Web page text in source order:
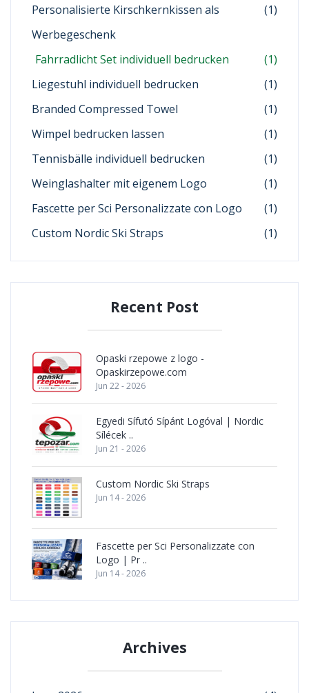
Personalisierte Kirschkernkissen als
Werbegeschenk
(1)
Fahrradlicht Set individuell bedrucken
(1)
Liegestuhl individuell bedrucken
(1)
Branded Compressed Towel
(1)
Wimpel bedrucken lassen
(1)
Tennisbälle individuell bedrucken
(1)
Weinglashalter mit eigenem Logo
(1)
Fascette per Sci Personalizzate con Logo
(1)
Custom Nordic Ski Straps
(1)
Recent Post
Opaski rzepowe z logo -
Opaskirzepowe.com
Jun 22 - 2026
Egyedi Sífutó Sípánt Logóval | Nordic
Sílécek ..
Jun 21 - 2026
Custom Nordic Ski Straps
Jun 14 - 2026
Fascette per Sci Personalizzate con
Logo | Pr ..
Jun 14 - 2026
Archives